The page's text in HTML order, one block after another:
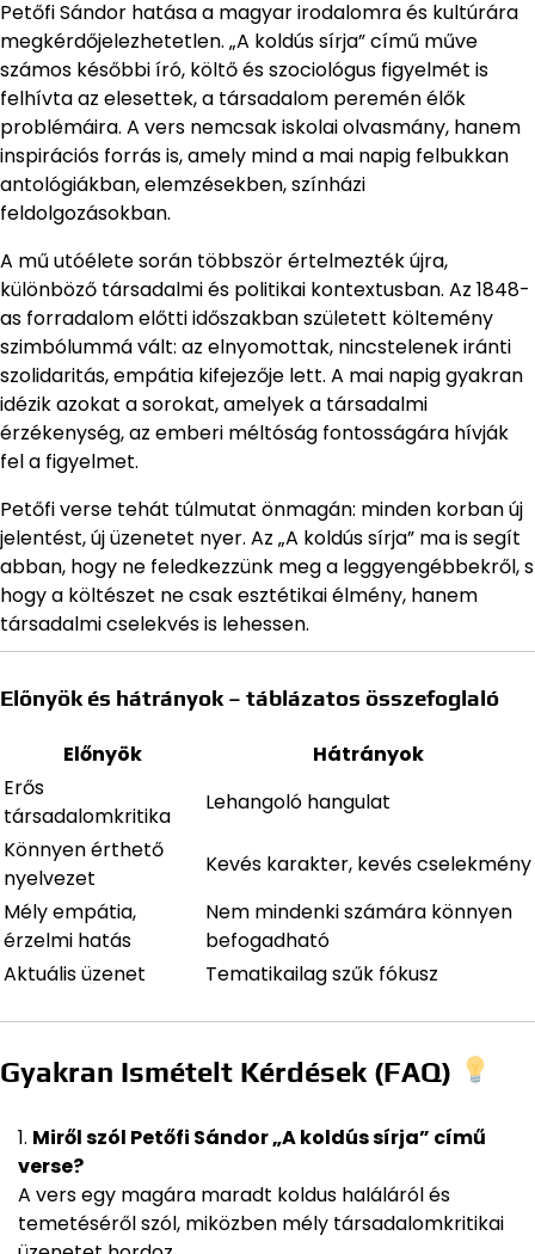
Petőfi Sándor hatása a magyar irodalomra és kultúrára
megkérdőjelezhetetlen. „A koldús sírja” című műve
számos későbbi író, költő és szociológus figyelmét is
felhívta az elesettek, a társadalom peremén élők
problémáira. A vers nemcsak iskolai olvasmány, hanem
inspirációs forrás is, amely mind a mai napig felbukkan
antológiákban, elemzésekben, színházi
feldolgozásokban.
A mű utóélete során többször értelmezték újra,
különböző társadalmi és politikai kontextusban. Az 1848-
as forradalom előtti időszakban született költemény
szimbólummá vált: az elnyomottak, nincstelenek iránti
szolidaritás, empátia kifejezője lett. A mai napig gyakran
idézik azokat a sorokat, amelyek a társadalmi
érzékenység, az emberi méltóság fontosságára hívják
fel a figyelmet.
Petőfi verse tehát túlmutat önmagán: minden korban új
jelentést, új üzenetet nyer. Az „A koldús sírja” ma is segít
abban, hogy ne feledkezzünk meg a leggyengébbekről, s
hogy a költészet ne csak esztétikai élmény, hanem
társadalmi cselekvés is lehessen.
Előnyök és hátrányok – táblázatos összefoglaló
Előnyök
Hátrányok
Erős
társadalomkritika
Lehangoló hangulat
Könnyen érthető
nyelvezet
Kevés karakter, kevés cselekmény
Mély empátia,
érzelmi hatás
Nem mindenki számára könnyen
befogadható
Aktuális üzenet
Tematikailag szűk fókusz
Gyakran Ismételt Kérdések (FAQ)
Miről szól Petőfi Sándor „A koldús sírja” című
verse?
A vers egy magára maradt koldus haláláról és
temetéséről szól, miközben mély társadalomkritikai